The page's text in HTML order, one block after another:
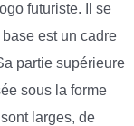
futuriste. Il se
est un cadre
partie supérieure
sous la forme
larges, de